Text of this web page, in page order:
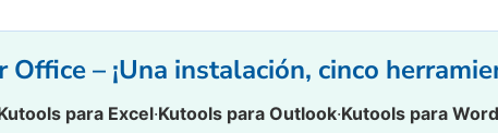
Office – ¡Una instalación, cinco
para Excel·Kutools para Outlook·Kutools para Word